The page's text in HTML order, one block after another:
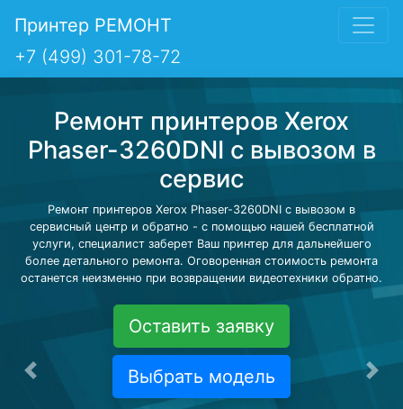
Принтер РЕМОНТ
+7 (499) 301-78-72
Ремонт принтеров Xerox
Phaser-3260DNI с вывозом в
сервис
Ремонт принтеров Xerox Phaser-3260DNI с вывозом в
сервисный центр и обратно - с помощью нашей бесплатной
услуги, специалист заберет Ваш принтер для дальнейшего
более детального ремонта. Оговоренная стоимость ремонта
останется неизменно при возвращении видеотехники обратно.
Оставить заявку
Выбрать модель
Предыдущая